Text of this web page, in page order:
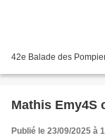
42e Balade des
Mathis Emy4S
Publié le 23/09/2025 à